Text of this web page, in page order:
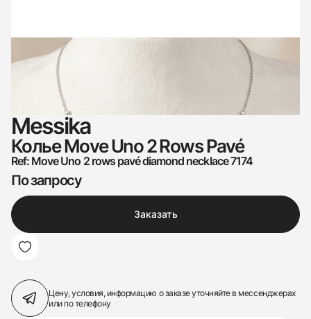
Messika
Колье Move Uno 2 Rows Pavé
Ref: Move Uno 2 rows pavé diamond necklace 7174
По запросу
Заказать
Цену, условия, информацию о заказеуточняйте в мессенджерах
или по телефону